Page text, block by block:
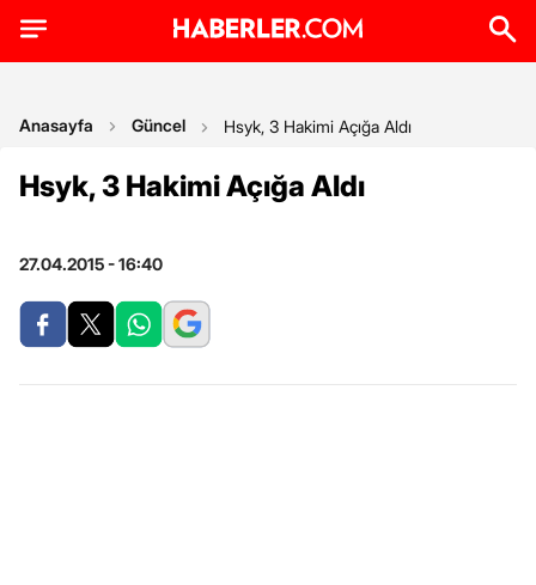
Anasayfa Güncel Hsyk, 3 Hakimi Açığa Aldı
Hsyk, 3 Hakimi Açığa Aldı
27.04.2015 - 16:40